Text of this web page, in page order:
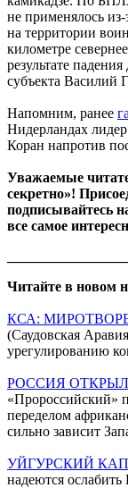
не применялось
на территории
километре
результате
субъекта Василий
Напомним, ранее
Нидерландах
Коран напротив
Уважаемые
секретно»!
подписывайтесь
все самое
Читайте в новом
КСА:
(Саудовская
урегулированию
РОССИЯ
«Пророссийский»
переделом
сильно зависит
УЙГУРСКИЙ
надеются